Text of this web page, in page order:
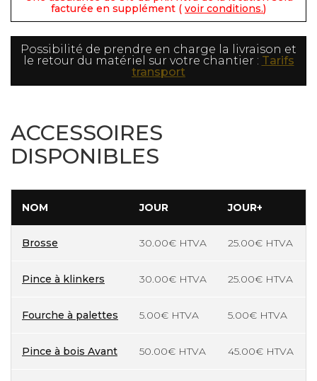
facturée en supplément ( voir conditions.)
Possibilité de prendre en charge la livraison et
le retour du matériel sur votre chantier : Tarifs
transport
ACCESSOIRES
DISPONIBLES
NOM JOUR JOUR+
Brosse 30.00€ HTVA 25.00€ HTVA
Pince à klinkers 30.00€ HTVA 25.00€ HTVA
Fourche à palettes 5.00€ HTVA 5.00€ HTVA
Pince à bois Avant 50.00€ HTVA 45.00€ HTVA